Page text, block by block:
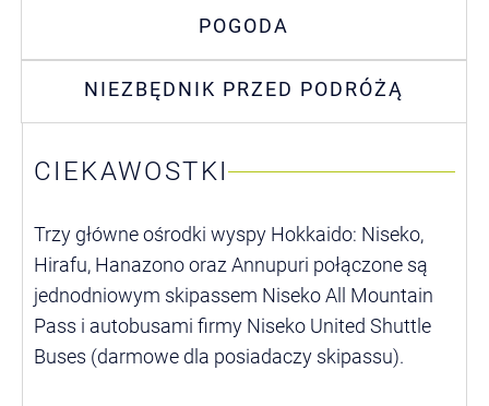
CIEKAWOSTKI
Trzy główne ośrodki wyspy Hokkaido: Niseko,
Hirafu, Hanazono oraz Annupuri połączone są
jednodniowym skipassem Niseko All Mountain
Pass i autobusami firmy Niseko United Shuttle
Buses (darmowe dla posiadaczy skipassu).
POGODA
NIEZBĘDNIK PRZED PODRÓŻĄ